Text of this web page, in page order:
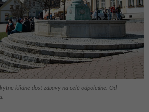
klidně dost zábavy na celé odpoledne. Od